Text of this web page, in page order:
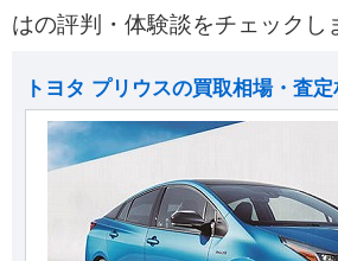
はの評判・体験談をチェックし
トヨタ プリウスの買取相場・査